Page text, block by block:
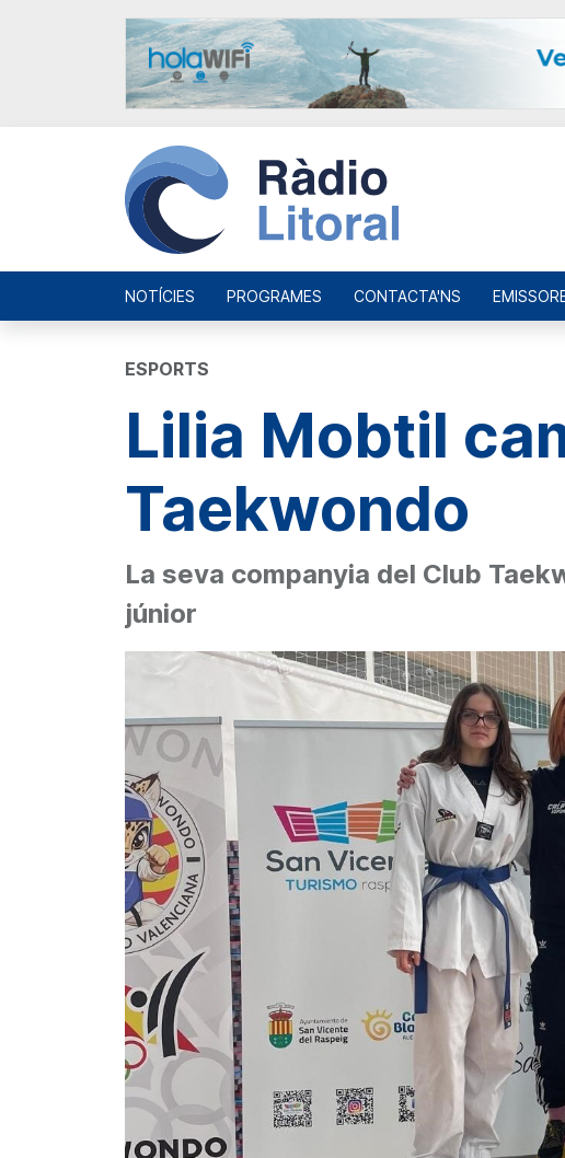
NOTÍCIES PROGRAMES CONTACTA'NS
ESPORTS
Lilia Mobtil
Taekwondo
La seva companyia del Club
júnior